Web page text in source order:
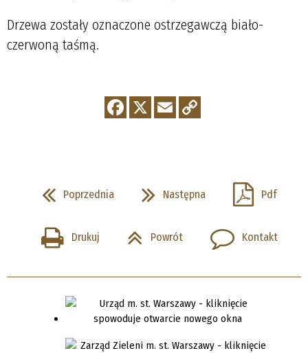
Drzewa zostały oznaczone ostrzegawczą biało-
czerwoną taśmą.
Poprzednia Następna Pdf
Drukuj Powrót Kontakt